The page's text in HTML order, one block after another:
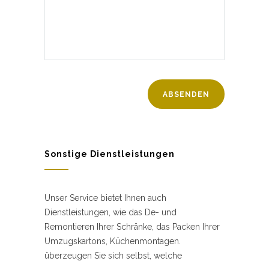
Sonstige Dienstleistungen
Unser Service bietet Ihnen auch
Dienstleistungen, wie das De- und
Remontieren Ihrer Schränke, das Packen Ihrer
Umzugskartons, Küchenmontagen.
überzeugen Sie sich selbst, welche